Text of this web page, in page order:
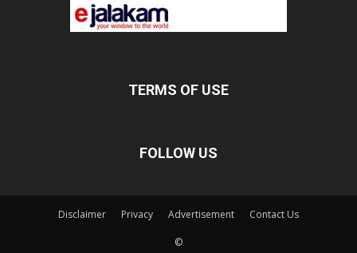
TERMS OF USE
FOLLOW US
Disclaimer Privacy Advertisement Contact Us
©